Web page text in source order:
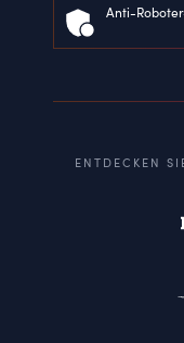
Anti-
ENTDECKEN